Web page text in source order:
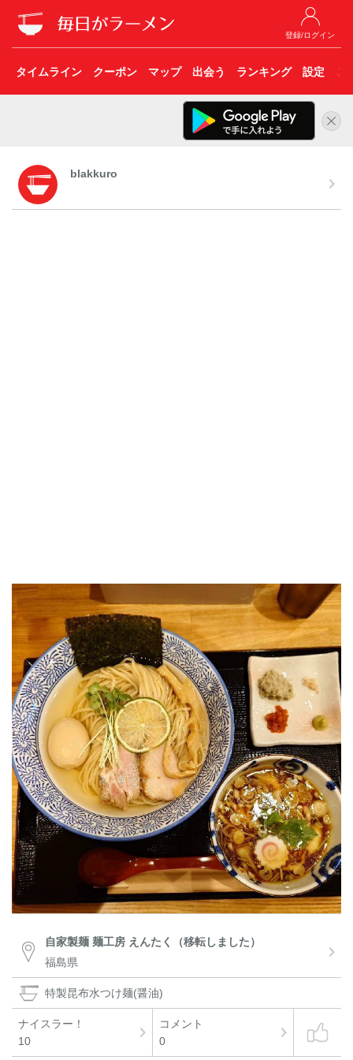
登録/ログイン
タイムライン クーポン マップ 出会う ランキング 設定 こ
blakkuro
自家製麺 麺工房 えんたく（移転しました）
福島県
特製昆布水つけ麺(醤油)
ナイスラー！
10
コメント
0